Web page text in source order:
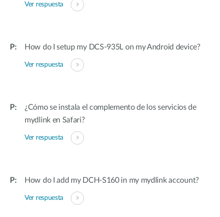
Ver respuesta
How do I setup my DCS-935L on my Android device?
Ver respuesta
¿Cómo se instala el complemento de los servicios de
mydlink en Safari?
Ver respuesta
How do I add my DCH-S160 in my mydlink account?
Ver respuesta